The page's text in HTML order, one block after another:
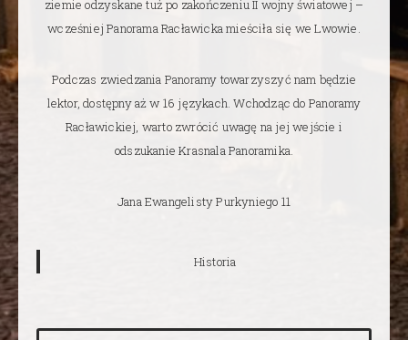
ziemie odzyskane tuż po zakończeniu II wojny światowej –
wcześniej Panorama Racławicka mieściła się we Lwowie.
Podczas zwiedzania Panoramy towarzyszyć nam będzie
lektor, dostępny aż w 16 językach. Wchodząc do Panoramy
Racławickiej, warto zwrócić uwagę na jej wejście i
odszukanie Krasnala Panoramika.
Jana Ewangelisty Purkyniego 11
Historia